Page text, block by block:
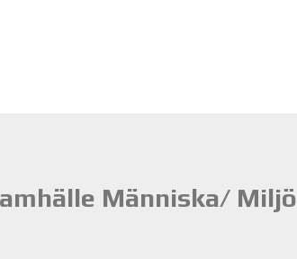
Människa/ Miljö